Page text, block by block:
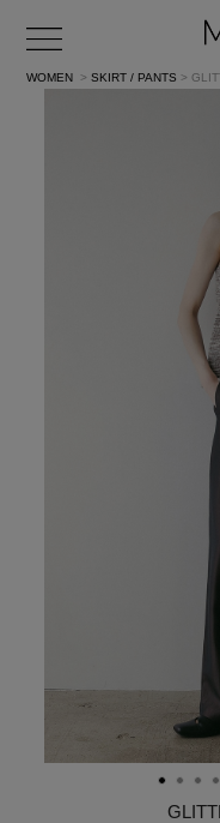
WOMEN >SKIRT / PANTS >